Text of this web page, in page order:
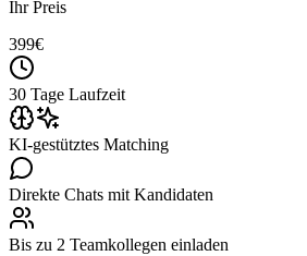
Ihr Preis
399€
30 Tage Laufzeit
KI-gestütztes Matching
Direkte Chats mit Kandidaten
Bis zu 2 Teamkollegen einladen